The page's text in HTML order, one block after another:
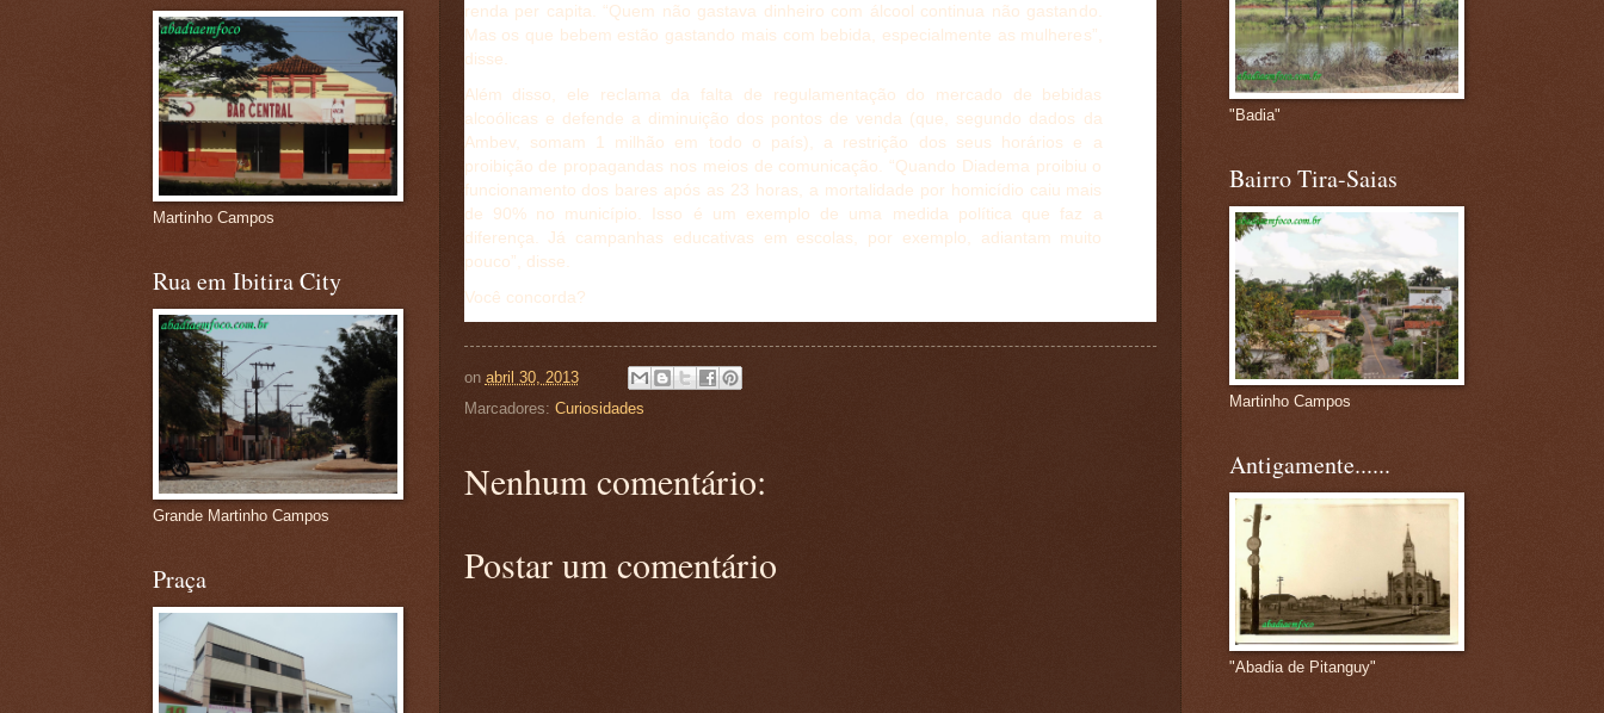
renda per capita. “Quem não gastava dinheiro com álcool continua não gastando.
Mas os que bebem estão gastando mais com bebida, especialmente as mulheres”,
disse.
Além disso, ele reclama da falta de regulamentação do mercado de bebidas
alcoólicas e defende a diminuição dos pontos de venda (que, segundo dados da
Ambev, somam 1 milhão em todo o país), a restrição dos seus horários e a
proibição de propagandas nos meios de comunicação. “Quando Diadema proibiu o
funcionamento dos bares após as 23 horas, a mortalidade por homicídio caiu mais
de 90% no município. Isso é um exemplo de uma medida política que faz a
diferença. Já campanhas educativas em escolas, por exemplo, adiantam muito
pouco”, disse.
Você concorda?
on abril 30, 2013
Marcadores: Curiosidades
Nenhum comentário:
Postar um comentário
Martinho Campos
Rua em Ibitira City
Grande Martinho Campos
Praça
"Badia"
Bairro Tira-Saias
Martinho Campos
Antigamente......
"Abadia de Pitanguy"